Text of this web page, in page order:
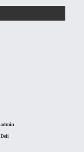
admin
Deli